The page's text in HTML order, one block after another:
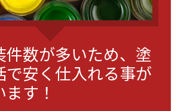
件数が多いため、塗
で安く仕入れる事が
す！